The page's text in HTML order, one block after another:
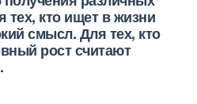
кто ищет в жизни
смысл. Для тех, кто
рост считают